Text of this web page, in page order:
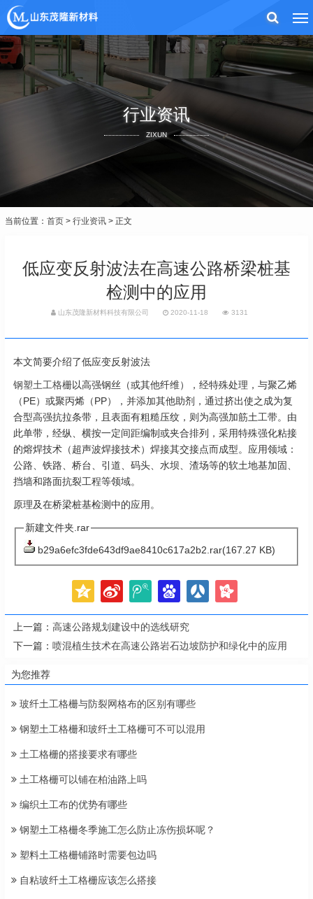
行业资讯
ZIXUN
当前位置： 首页 > 行业资讯 > 正文
低应变反射波法在高速公路桥梁桩基
检测中的应用
山东茂隆新材料科技有限公司 2020-11-18 3131
本文简要介绍了低应变反射波法
钢塑土工格栅以高强钢丝（或其他纤维），经特殊处理，与聚乙烯
（PE）或聚丙烯（PP），并添加其他助剂，通过挤出使之成为复
合型高强抗拉条带，且表面有粗糙压纹，则为高强加筋土工带。由
此单带，经纵、横按一定间距编制或夹合排列，采用特殊强化粘接
的熔焊技术（超声波焊接技术）焊接其交接点而成型。应用领域：
公路、铁路、桥台、引道、码头、水坝、渣场等的软土地基加固、
挡墙和路面抗裂工程等领域。
原理及在桥梁桩基检测中的应用。
新建文件夹.rar
b29a6efc3fde643df9ae8410c617a2b2.rar(167.27 KB)
上一篇： 高速公路规划建设中的选线研究
下一篇： 喷混植生技术在高速公路岩石边坡防护和绿化中的应用
为您推荐
玻纤土工格栅与防裂网格布的区别有哪些
钢塑土工格栅和玻纤土工格栅可不可以混用
土工格栅的搭接要求有哪些
土工格栅可以铺在柏油路上吗
编织土工布的优势有哪些
钢塑土工格栅冬季施工怎么防止冻伤损坏呢？
塑料土工格栅铺路时需要包边吗
自粘玻纤土工格栅应该怎么搭接